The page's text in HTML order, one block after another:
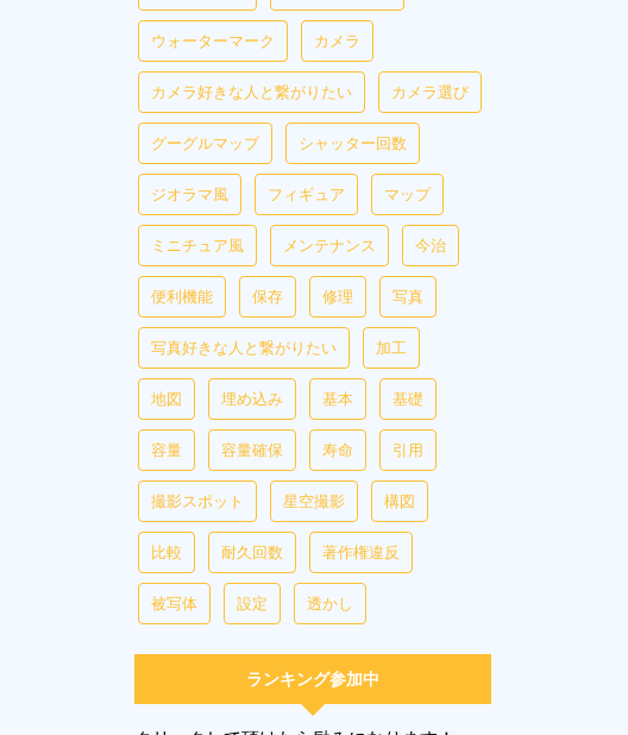
ウォーターマーク カメラ
カメラ好きな人と繋がりたい カメラ選び
グーグルマップ シャッター回数
ジオラマ風 フィギュア マップ
ミニチュア風 メンテナンス 今治
便利機能 保存 修理 写真
写真好きな人と繋がりたい 加工
地図 埋め込み 基本 基礎
容量 容量確保 寿命 引用
撮影スポット 星空撮影 構図
比較 耐久回数 著作権違反
被写体 設定 透かし
ランキング参加中